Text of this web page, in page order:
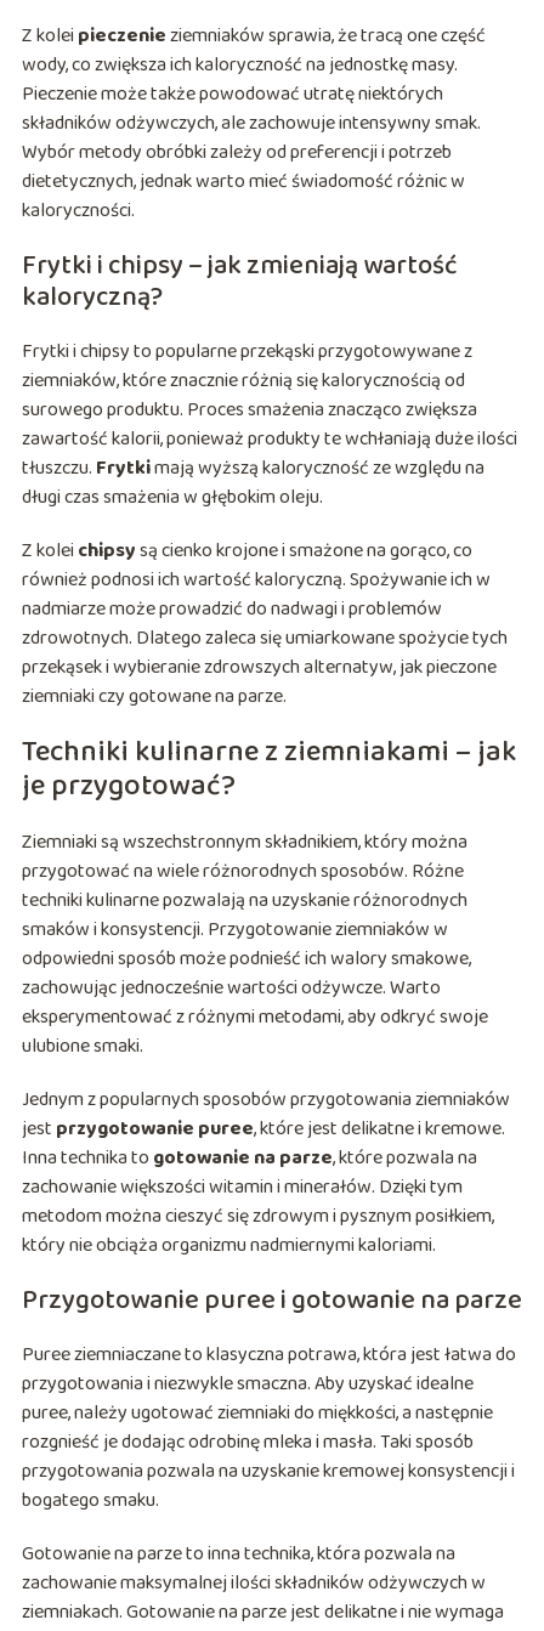
Z kolei pieczenieziemniaków sprawia, że tracą one część
wody, co zwiększa ich kaloryczność na jednostkę masy.
Pieczenie może także powodować utratę niektórych
składników odżywczych, ale zachowuje intensywny smak.
Wybór metody obróbki zależy od preferencji i potrzeb
dietetycznych, jednak warto mieć świadomość różnic w
kaloryczności.
Frytki i chipsy – jak zmieniają wartość
kaloryczną?
Frytki i chipsy to popularne przekąski przygotowywane z
ziemniaków, które znacznie różnią się kalorycznością od
surowego produktu. Proces smażenia znacząco zwiększa
zawartość kalorii, ponieważ produkty te wchłaniają duże ilości
tłuszczu. Frytkimają wyższą kaloryczność ze względu na
długi czas smażenia w głębokim oleju.
Z kolei chipsysą cienko krojone i smażone na gorąco, co
również podnosi ich wartość kaloryczną. Spożywanie ich w
nadmiarze może prowadzić do nadwagi i problemów
zdrowotnych. Dlatego zaleca się umiarkowane spożycie tych
przekąsek i wybieranie zdrowszych alternatyw, jak pieczone
ziemniaki czy gotowane na parze.
Techniki kulinarne z ziemniakami – jak
je przygotować?
Ziemniaki są wszechstronnym składnikiem, który można
przygotować na wiele różnorodnych sposobów. Różne
techniki kulinarne pozwalają na uzyskanie różnorodnych
smaków i konsystencji. Przygotowanie ziemniaków w
odpowiedni sposób może podnieść ich walory smakowe,
zachowując jednocześnie wartości odżywcze. Warto
eksperymentować z różnymi metodami, aby odkryć swoje
ulubione smaki.
Jednym z popularnych sposobów przygotowania ziemniaków
jest przygotowanie puree, które jest delikatne i kremowe.
Inna technika to gotowanie na parze, które pozwala na
zachowanie większości witamin i minerałów. Dzięki tym
metodom można cieszyć się zdrowym i pysznym posiłkiem,
który nie obciąża organizmu nadmiernymi kaloriami.
Przygotowanie puree i gotowanie na parze
Puree ziemniaczane to klasyczna potrawa, która jest łatwa do
przygotowania i niezwykle smaczna. Aby uzyskać idealne
puree, należy ugotować ziemniaki do miękkości, a następnie
rozgnieść je dodając odrobinę mleka i masła. Taki sposób
przygotowania pozwala na uzyskanie kremowej konsystencji i
bogatego smaku.
Gotowanie na parze to inna technika, która pozwala na
zachowanie maksymalnej ilości składników odżywczych w
ziemniakach. Gotowanie na parze jest delikatne i nie wymaga